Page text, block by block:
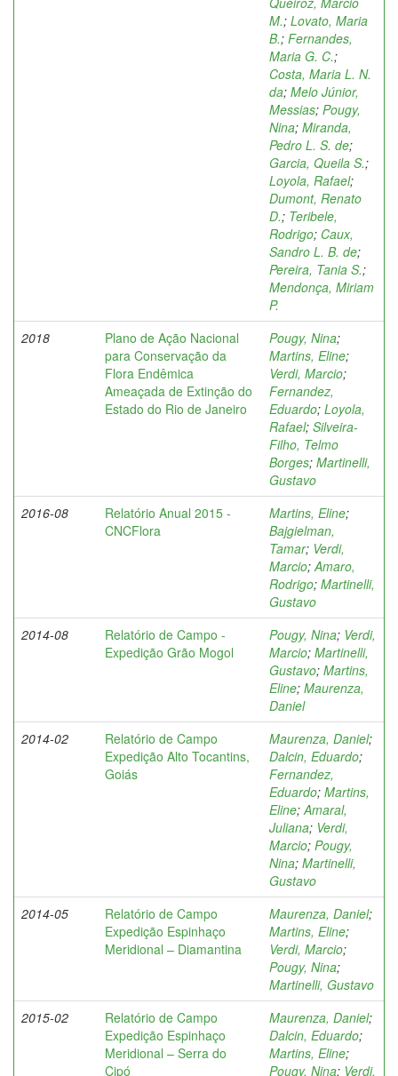
M.; Lovato, Maria
B.; Fernandes,
Maria G. C.;
Costa, Maria L. N.
da; Melo Júnior,
Messias; Pougy,
Nina; Miranda,
Pedro L. S. de;
Garcia, Queila S.;
Loyola, Rafael;
Dumont, Renato
D.; Teribele,
Rodrigo; Caux,
Sandro L. B. de;
Pereira, Tania S.;
Mendonça, Miriam
P.
2018
Plano de Ação Nacional
para Conservação da
Flora Endêmica
Ameaçada de Extinção do
Estado do Rio de Janeiro
Pougy, Nina;
Martins, Eline;
Verdi, Marcio;
Fernandez,
Eduardo; Loyola,
Rafael; Silveira-
Filho, Telmo
Borges; Martinelli,
Gustavo
2016-08
Relatório Anual 2015 -
CNCFlora
Martins, Eline;
Bajgielman,
Tamar; Verdi,
Marcio;Amaro,
Rodrigo; Martinelli,
Gustavo
2014-08
Relatório de Campo -
Expedição Grão Mogol
Pougy, Nina; Verdi,
Marcio; Martinelli,
Gustavo; Martins,
Eline; Maurenza,
Daniel
2014-02
Relatório de Campo
Expedição Alto Tocantins,
Goiás
Maurenza, Daniel;
Dalcin, Eduardo;
Fernandez,
Eduardo; Martins,
Eline;Amaral,
Juliana; Verdi,
Marcio; Pougy,
Nina; Martinelli,
Gustavo
2014-05
Relatório de Campo
Expedição Espinhaço
Meridional – Diamantina
Maurenza, Daniel;
Martins, Eline;
Verdi, Marcio;
Pougy, Nina;
Martinelli, Gustavo
2015-02
Relatório de Campo
Expedição Espinhaço
Meridional – Serra do
Cipó
Maurenza, Daniel;
Dalcin, Eduardo;
Martins, Eline;
Pougy, Nina; Verdi,